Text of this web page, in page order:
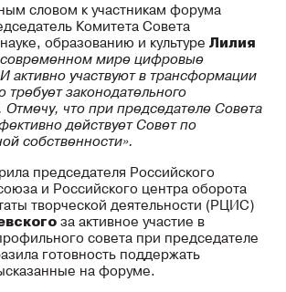
словом к участникам форума
Комитета Совета
образованию и культуре Лилия
мире цифровые
активно участвуют в трансформации
требует законодательного
Отмечу, что при председателе Совета
действует Совет по
собственности».
председателя Российского
и Российского центра оборота
творческой деятельности (РЦИС)
за активное участие в
совета при председателе
готовность поддержать
на форуме.